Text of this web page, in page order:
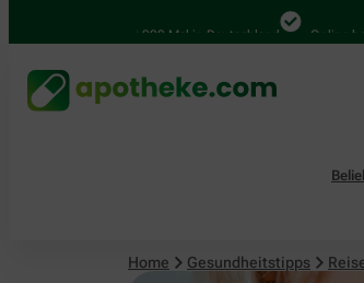
4.000 Mal in Deutschland Online bei
Home Gesundheitstipps
Reisemedizin & Impfungen